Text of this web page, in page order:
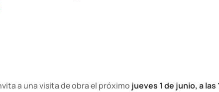
a una visita de obra el próximo jueves 1 de junio, a las